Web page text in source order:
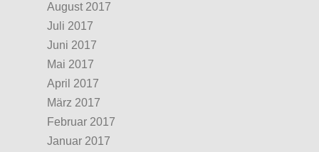
August 2017
Juli 2017
Juni 2017
Mai 2017
April 2017
März 2017
Februar 2017
Januar 2017